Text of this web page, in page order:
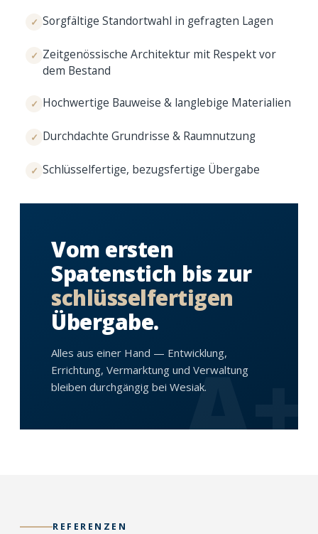
✓ Sorgfältige Standortwahl in gefragten Lagen
✓ Zeitgenössische Architektur mit Respekt vor
dem Bestand
✓ Hochwertige Bauweise & langlebige Materialien
✓ Durchdachte Grundrisse & Raumnutzung
✓ Schlüsselfertige, bezugsfertige Übergabe
A+
Vom ersten
Spatenstich bis zur
schlüssel­fertigen
Übergabe.
Alles aus einer Hand — Entwicklung,
Errichtung, Vermarktung und Verwaltung
bleiben durchgängig bei Wesiak.
REFERENZEN